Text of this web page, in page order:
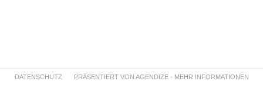
DATENSCHUTZ PRÄSENTIERT VON AGENDIZE - MEHR INFORMATIONEN